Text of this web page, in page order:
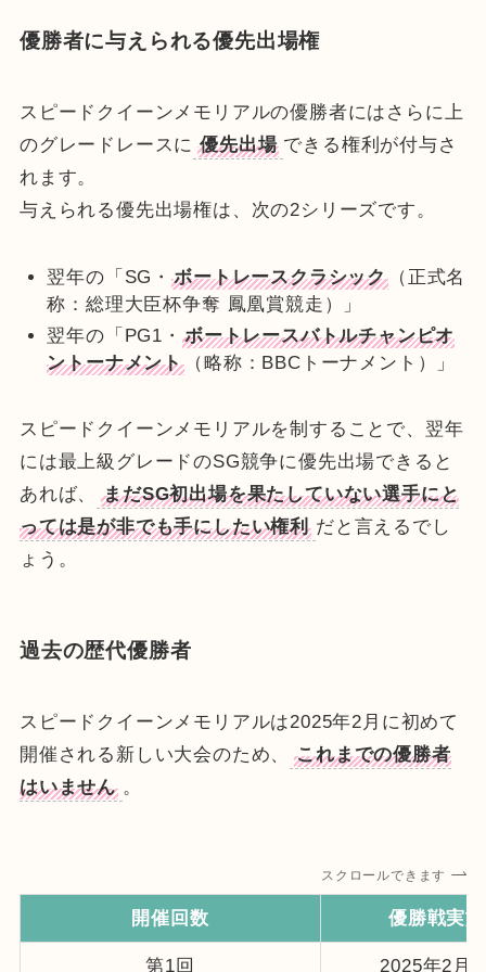
優勝者に与えられる優先出場権
スピードクイーンメモリアルの優勝者にはさらに上
のグレードレースに 優先出場 できる権利が付与さ
れます。
与えられる優先出場権は、次の2シリーズです。
翌年の「SG・ボートレースクラシック（正式名
称：総理大臣杯争奪 鳳凰賞競走）」
翌年の「PG1・ ボートレースバトルチャンピオ
ントーナメント
（略称：BBCトーナメント）」
スピードクイーンメモリアルを制することで、翌年
には最上級グレードのSG競争に優先出場できると
あれば、
まだSG初出場を果たしていない選手にと
っては是が非でも手にしたい権利 だと言えるでし
ょう。
過去の歴代優勝者
スピードクイーンメモリアルは2025年2月に初めて
開催される新しい大会のため、
これまでの優勝者
はいません 。
スクロールできます
開催回数 優勝戦実
第1回 2025年2月